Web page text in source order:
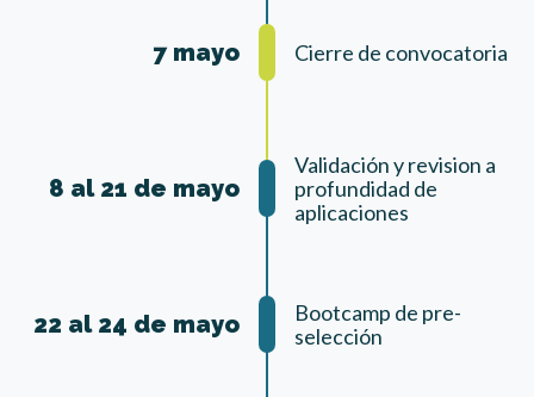
7 mayo Cierre de convocatoria
8 al 21 de mayo
Validación y revision a
profundidad de
aplicaciones
22 al 24 de mayo
Bootcamp de pre-
selección